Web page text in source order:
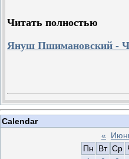
Читать полностью
Януш Пшимановский -
Calendar
«
Пн
Вт Ср